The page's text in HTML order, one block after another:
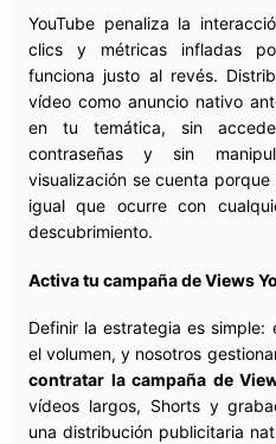
YouTube penaliza la
clics y métricas infladas
funciona justo al revés.
vídeo como anuncio nativo
en tu temática, sin
contraseñas y sin
visualización se cuenta
igual que ocurre con
descubrimiento.
Activa tu campaña de Views
Definir la estrategia es
el volumen, y nosotros
contratar la campaña de
vídeos largos, Shorts y
una distribución publicitaria